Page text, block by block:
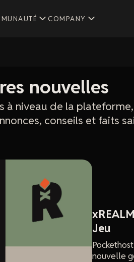
COMPANY
nouvelles
à niveau de la
conseils et faits
Jeu
nouvelle